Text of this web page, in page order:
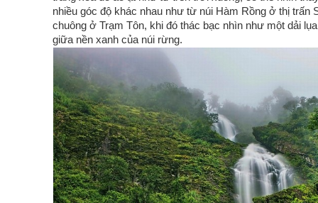
nhiều góc độ khác nhau như từ núi Hàm Rồng ở thị trấn
chuông ở Trạm Tôn, khi đó thác bạc nhìn như một dải
giữa nền xanh của núi rừng.